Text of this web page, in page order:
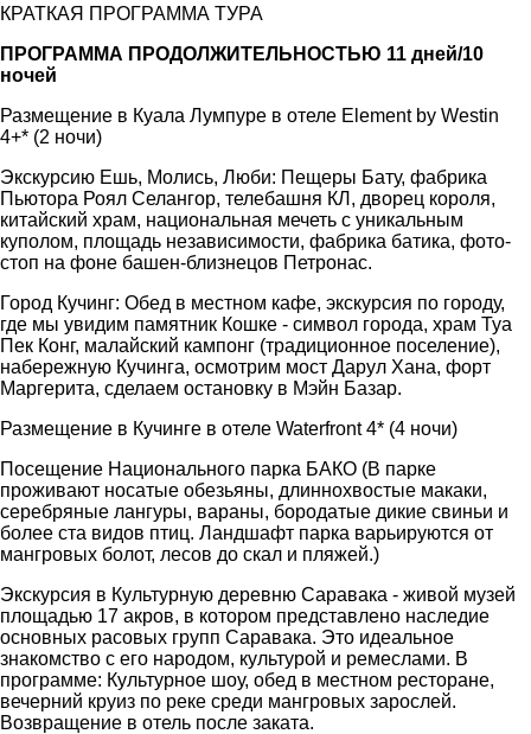
КРАТКАЯ ПРОГРАММА ТУРА
ПРОГРАММА ПРОДОЛЖИТЕЛЬНОСТЬЮ 11 дней/10
ночей
Размещение в Куала Лумпуре в отеле Element by Westin
4+* (2 ночи)
Экскурсию Ешь, Молись, Люби: Пещеры Бату, фабрика
Пьютора Роял Селангор, телебашня КЛ, дворец короля,
китайский храм, национальная мечеть с уникальным
куполом, площадь независимости, фабрика батика, фото-
стоп на фоне башен-близнецов Петронас.
Город Кучинг: Обед в местном кафе, экскурсия по городу,
где мы увидим памятник Кошке - символ города, храм Туа
Пек Конг, малайский кампонг (традиционное поселение),
набережную Кучинга, осмотрим мост Дарул Хана, форт
Маргерита, сделаем остановку в Мэйн Базар.
Размещение в Кучинге в отеле Waterfront 4* (4 ночи)
Посещение Национального парка БАКО (В парке
проживают носатые обезьяны, длиннохвостые макаки,
серебряные лангуры, вараны, бородатые дикие свиньи и
более ста видов птиц. Ландшафт парка варьируются от
мангровых болот, лесов до скал и пляжей.)
Экскурсия в Культурную деревню Саравака - живой музей
площадью 17 акров, в котором представлено наследие
основных расовых групп Саравака. Это идеальное
знакомство с его народом, культурой и ремеслами. В
программе: Культурное шоу, обед в местном ресторане,
вечерний круиз по реке среди мангровых зарослей.
Возвращение в отель после заката.